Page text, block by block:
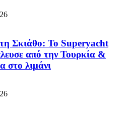
Σκιάθο: Το Superyacht
από την Τουρκία &
στο λιμάνι